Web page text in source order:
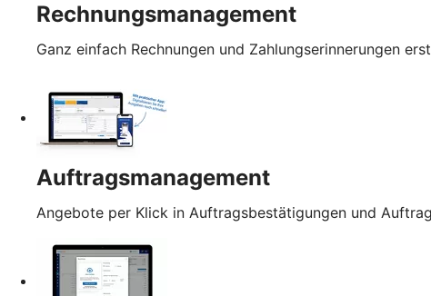
Rechnungsmanagement
Ganz einfach Rechnungen und Zahlungserinnerungen
Auftragsmanagement
Angebote per Klick in Auftragsbestätigungen und